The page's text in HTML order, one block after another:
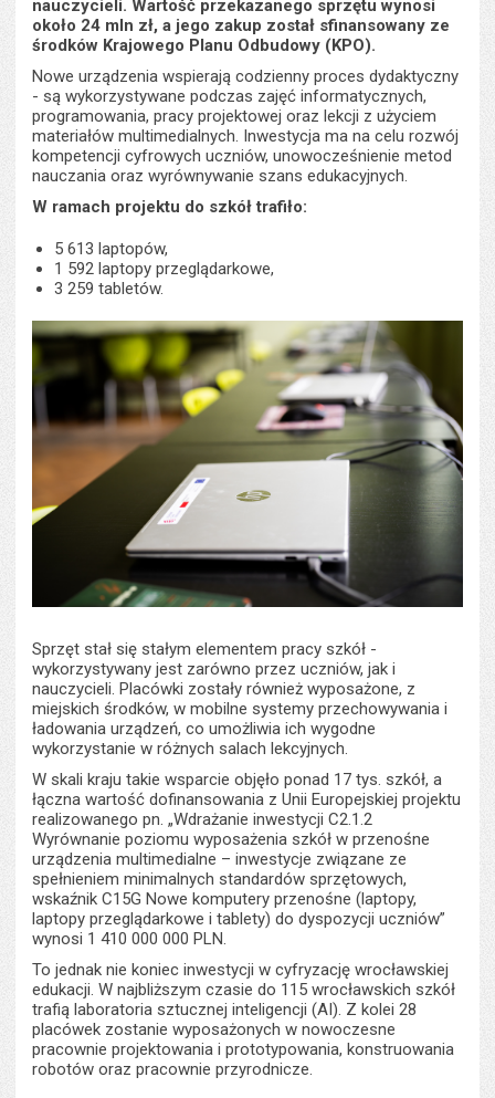
nauczycieli. Wartość przekazanego sprzętu wynosi
około 24 mln zł, a jego zakup został sfinansowany ze
środków Krajowego Planu Odbudowy (KPO).
Nowe urządzenia wspierają codzienny proces dydaktyczny
- są wykorzystywane podczas zajęć informatycznych,
programowania, pracy projektowej oraz lekcji z użyciem
materiałów multimedialnych. Inwestycja ma na celu rozwój
kompetencji cyfrowych uczniów, unowocześnienie metod
nauczania oraz wyrównywanie szans edukacyjnych.
W ramach projektu do szkół trafiło:
5 613 laptopów,
1 592 laptopy przeglądarkowe,
3 259 tabletów.
Sprzęt stał się stałym elementem pracy szkół -
wykorzystywany jest zarówno przez uczniów, jak i
nauczycieli. Placówki zostały również wyposażone, z
miejskich środków, w mobilne systemy przechowywania i
ładowania urządzeń, co umożliwia ich wygodne
wykorzystanie w różnych salach lekcyjnych.
W skali kraju takie wsparcie objęło ponad 17 tys. szkół, a
łączna wartość dofinansowania z Unii Europejskiej projektu
realizowanego pn. „Wdrażanie inwestycji C2.1.2
Wyrównanie poziomu wyposażenia szkół w przenośne
urządzenia multimedialne – inwestycje związane ze
spełnieniem minimalnych standardów sprzętowych,
wskaźnik C15G Nowe komputery przenośne (laptopy,
laptopy przeglądarkowe i tablety) do dyspozycji uczniów”
wynosi 1 410 000 000 PLN.
To jednak nie koniec inwestycji w cyfryzację wrocławskiej
edukacji. W najbliższym czasie do 115 wrocławskich szkół
trafią laboratoria sztucznej inteligencji (AI). Z kolei 28
placówek zostanie wyposażonych w nowoczesne
pracownie projektowania i prototypowania, konstruowania
robotów oraz pracownie przyrodnicze.